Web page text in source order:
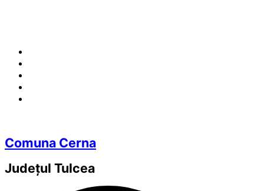
Comuna Cerna
Județul Tulcea